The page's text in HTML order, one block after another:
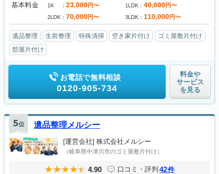
基本料金 1K 23,000円〜 1LDK 40,000円〜
2LDK 70,000円〜 3LDK 110,000円〜
遺品整理 生前整理 特殊清掃 空き家片付け
ゴミ屋敷片付け
部屋片付け
お電話で無料相談
0120-905-734
料金や
サービス
を見る
5位 遺品整理メルシー
[運営会社] 株式会社メルシー
（岐阜県中津川市のゴミ屋敷片付け）
4.90 口コミ・評判 42件